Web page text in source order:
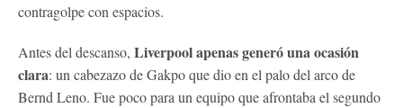
contragolpe con espacios.
Antes del descanso, Liverpool apenas generó una ocasión
clara: un cabezazo de Gakpo que dio en el palo del arco de
Bernd Leno. Fue poco para un equipo que afrontaba el segundo